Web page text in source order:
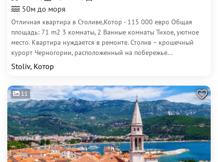
50м до моря
Отличная квартира в Столиве,Котор - 115 000 евро Общая
площадь: 71 m2 3 комнаты, 2 Ванные комнаты Тихое, уютное
место. Квартира нуждается в ремонте. Столив – крошечный
курорт Черногории, расположенный на побережье...
Stoliv, Котор
11